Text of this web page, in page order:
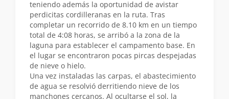
teniendo además la oportunidad de avistar
perdicitas cordilleranas en la ruta. Tras
completar un recorrido de 8.10 km en un tiempo
total de 4:08 horas, se arribó a la zona de la
laguna para establecer el campamento base. En
el lugar se encontraron pocas pircas despejadas
de nieve o hielo.
Una vez instaladas las carpas, el abastecimiento
de agua se resolvió derritiendo nieve de los
manchones cercanos. Al ocultarse el sol, la